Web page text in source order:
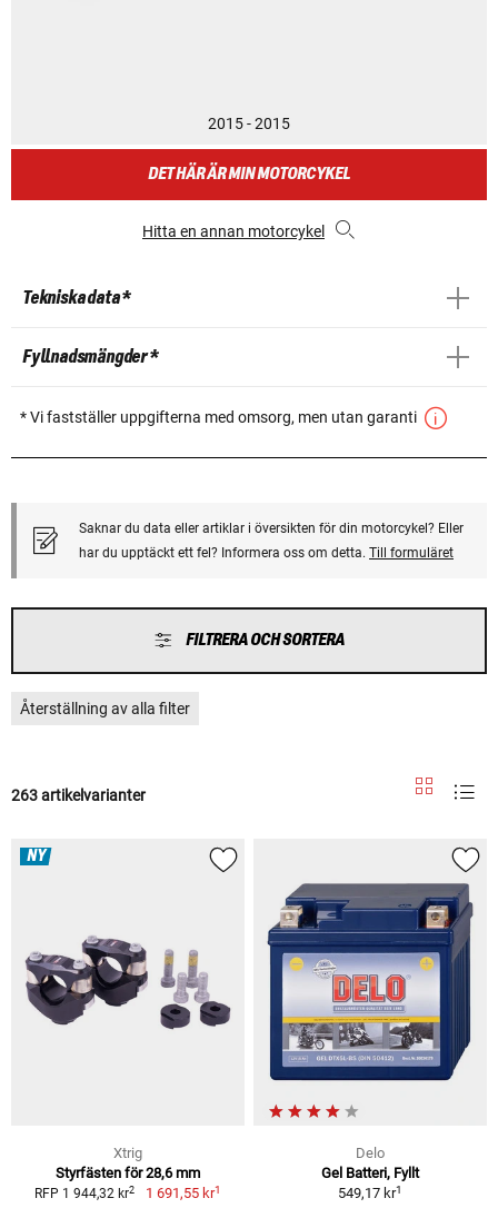
2015 - 2015
DET HÄR ÄR MIN MOTORCYKEL
Hitta en annan motorcykel
Tekniska data *
Fyllnadsmängder *
* Vi fastställer uppgifterna med omsorg, men utan garanti
Saknar du data eller artiklar i översikten för din motorcykel? Eller
har du upptäckt ett fel? Informera oss om detta. Till formuläret
FILTRERA OCH SORTERA
Återställning av alla filter
263 artikelvarianter
NY
Xtrig
Styrfästen för 28,6 mm
RFP 1 944,32 kr2 1 691,55 kr1
Delo
Gel Batteri, Fyllt
549,17 kr1